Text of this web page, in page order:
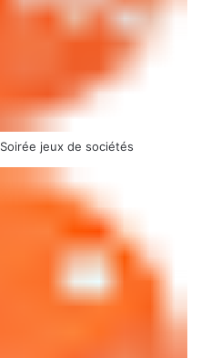
Soirée jeux de sociétés